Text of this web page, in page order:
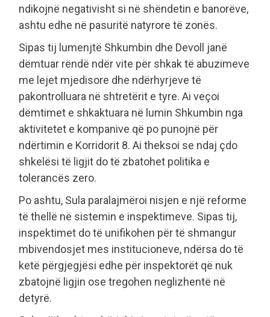
ndikojnë negativisht si në shëndetin e banorëve,
ashtu edhe në pasuritë natyrore të zonës.
Sipas tij lumenjtë Shkumbin dhe Devoll janë
dëmtuar rëndë ndër vite për shkak të abuzimeve
me lejet mjedisore dhe ndërhyrjeve të
pakontrolluara në shtretërit e tyre. Ai veçoi
dëmtimet e shkaktuara në lumin Shkumbin nga
aktivitetet e kompanive që po punojnë për
ndërtimin e Korridorit 8. Ai theksoi se ndaj çdo
shkelësi të ligjit do të zbatohet politika e
tolerancës zero.
Po ashtu, Sula paralajmëroi nisjen e një reforme
të thellë në sistemin e inspektimeve. Sipas tij,
inspektimet do të unifikohen për të shmangur
mbivendosjet mes institucioneve, ndërsa do të
ketë përgjegjësi edhe për inspektorët që nuk
zbatojnë ligjin ose tregohen neglizhentë në
detyrë.